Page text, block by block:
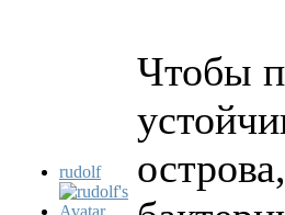
rudolf
Чтобы